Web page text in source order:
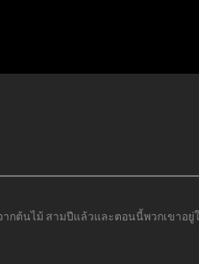
กต้นไม้ สามปีแล้วและตอนนี้พวกเขาอยู่